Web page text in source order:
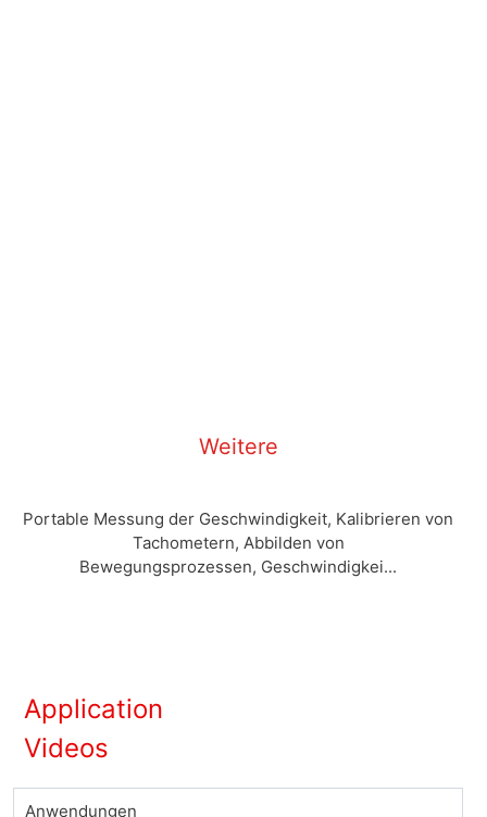
Weitere
Portable Messung der Geschwindigkeit, Kalibrieren von
Tachometern, Abbilden von
Bewegungsprozessen, Geschwindigkei...
Application
Videos
Anwendungen